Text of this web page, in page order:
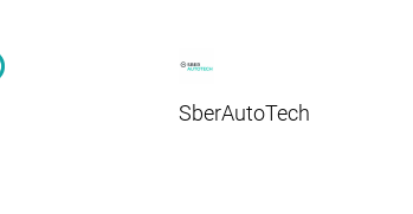
SberAutoTech